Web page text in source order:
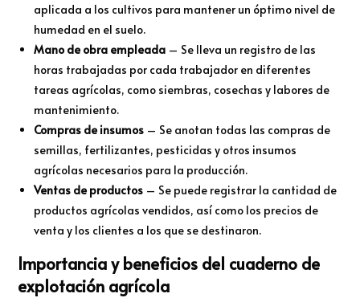
aplicada a los cultivos para mantener un óptimo nivel de
humedad en el suelo.
Mano de obra empleada – Se lleva un registro de las
horas trabajadas por cada trabajador en diferentes
tareas agrícolas, como siembras, cosechas y labores de
mantenimiento.
Compras de insumos – Se anotan todas las compras de
semillas, fertilizantes, pesticidas y otros insumos
agrícolas necesarios para la producción.
Ventas de productos – Se puede registrar la cantidad de
productos agrícolas vendidos, así como los precios de
venta y los clientes a los que se destinaron.
Importancia y beneficios del cuaderno de
explotación agrícola